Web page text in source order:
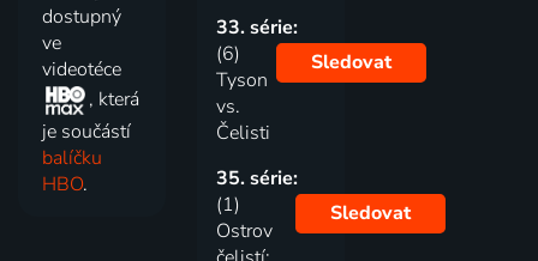
dostupný
ve
videotéce
, která
je součástí
balíčku
HBO.
33. série:
(6)
Tyson
vs.
Čelisti
Sledovat
35. série:
(1)
Ostrov
Sledovat